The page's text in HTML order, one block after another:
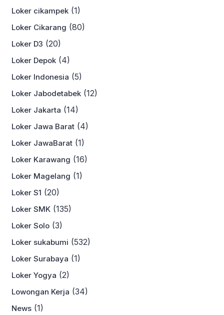
Loker cikampek (1)
Loker Cikarang (80)
Loker D3 (20)
Loker Depok (4)
Loker Indonesia (5)
Loker Jabodetabek (12)
Loker Jakarta (14)
Loker Jawa Barat (4)
Loker JawaBarat (1)
Loker Karawang (16)
Loker Magelang (1)
Loker S1 (20)
Loker SMK (135)
Loker Solo (3)
Loker sukabumi (532)
Loker Surabaya (1)
Loker Yogya (2)
Lowongan Kerja (34)
News (1)